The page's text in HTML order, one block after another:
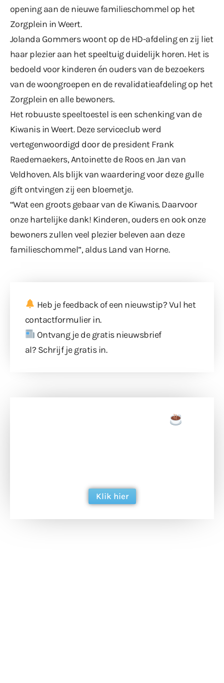
opening aan de nieuwe familieschommel op het
Zorgplein in Weert.
Jolanda Gommers woont op de HD-afdeling en zij liet
haar plezier aan het speeltuig duidelijk horen. Het is
bedoeld voor kinderen én ouders van de bezoekers
van de woongroepen en de revalidatieafdeling op het
Zorgplein en alle bewoners.
Het robuuste speeltoestel is een schenking van de
Kiwanis in Weert. Deze serviceclub werd
vertegenwoordigd door de president Frank
Raedemaekers, Antoinette de Roos en Jan van
Veldhoven. Als blijk van waardering voor deze gulle
gift ontvingen zij een bloemetje.
“Wat een groots gebaar van de Kiwanis. Daarvoor
onze hartelijke dank! Kinderen, ouders en ook onze
bewoners zullen veel plezier beleven aan deze
familieschommel”, aldus Land van Horne.
Heb je feedback of een nieuwstip? Vul het
contactformulierin.
Ontvang je de gratis nieuwsbrief
al? Schrijf je gratis in.
Klik hier